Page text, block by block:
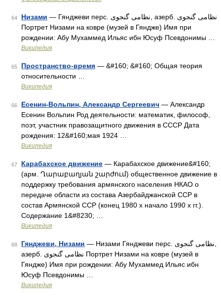
64 Низами — Гянджеви перс. نظامی گنجوی, азерб. نظامی گنجوی
Портрет Низами на ковре (музей в Гяндже) Имя при
рождении: Абу Мухаммед Ильяс ибн Юсуф Псевдонимы …
Википедия
65 Пространство-время — &#160; &#160; Общая теория
относительности …
Википедия
66 Есенин-Вольпин, Александр Сергеевич — Александр
Есенин Вольпин Род деятельности: математик, философ,
поэт, участник правозащитного движения в СССР Дата
рождения: 12&#160;мая 1924 …
Википедия
67 Карабахское движение — Карабахское движение&#160;
(арм. Ղարաբաղյան շարժում) общественное движение в
поддержку требования армянского населения НКАО о
передаче области из состава Азербайджанской ССР в
состав Армянской ССР (конец 1980 х начало 1990 х гг.).
Содержание 1&#8230; …
Википедия
68 Гянджеви, Низами — Низами Гянджеви перс. نظامی گنجوی,
азерб. نظامی گنجوی Портрет Низами на ковре (музей в
Гяндже) Имя при рождении: Абу Мухаммед Ильяс ибн
Юсуф Псевдонимы …
Википедия